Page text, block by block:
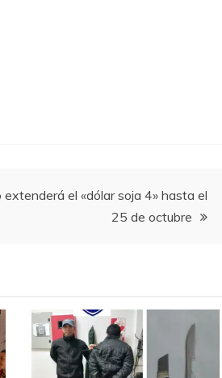
extenderá el «dólar soja 4» hasta el
25 de octubre